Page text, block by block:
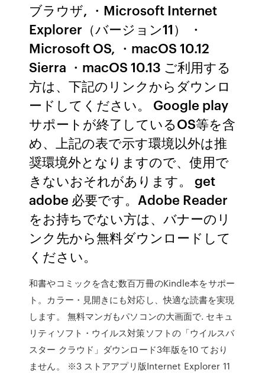
ブラウザ, ・Microsoft Internet
Explorer（バージョン11） ・
Microsoft OS, ・macOS 10.12
Sierra ・macOS 10.13 ご利用する
方は、下記のリンクからダウンロ
ードしてください。 Google play
サポートが終了しているOS等を含
め、上記の表で示す環境以外は推
奨環境外となりますので、使用で
きないおそれがあります。 get
adobe 必要です。Adobe Reader
をお持ちでない方は、バナーのリ
ンク先から無料ダウンロードして
ください。
和書やコミックを含む数百万冊のKindle本をサポー
ト。カラー・見開きにも対応し、快適な読書を実現
します。 無料マンガもパソコンの大画面で. セキュ
リティソフト・ウイルス対策ソフトの「ウイルスバ
スター クラウド」ダウンロード3年版を10 ており
ません。 ※3 ストアアプリ版Internet Explorer 11